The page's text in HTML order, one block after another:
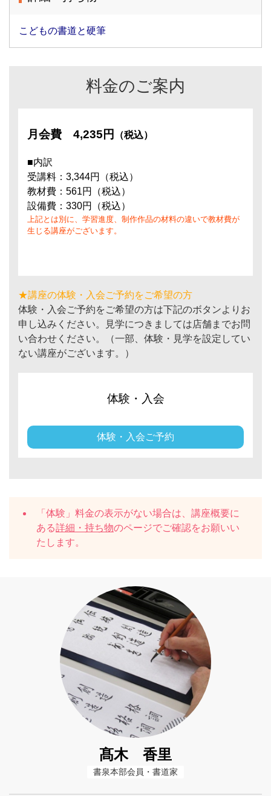
こどもの書道と硬筆
料金のご案内
月会費 4,235円 （税込）
■内訳
受講料：3,344円（税込）
教材費：561円（税込）
設備費：330円（税込）
上記とは別に、学習進度、制作作品の材料の違いで教材費が
生じる講座がございます。
★講座の体験・入会ご予約をご希望の方
体験・入会ご予約をご希望の方は下記のボタンよりお
申し込みください。見学につきましては店舗までお問
い合わせください。（一部、体験・見学を設定してい
ない講座がございます。）
体験・入会
体験・入会ご予約
「体験」料金の表示がない場合は、講座概要に
ある詳細・持ち物のページでご確認をお願いい
たします。
髙木 香里
書泉本部会員・書道家